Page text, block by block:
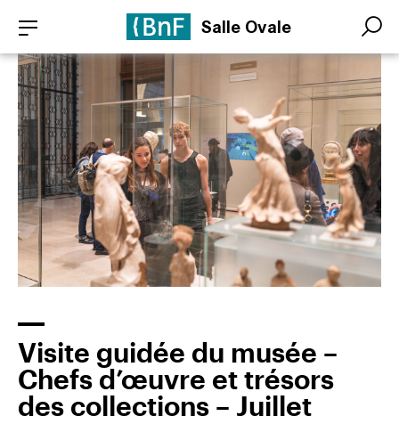
contenu
principal
Salle Ovale Search
Search
Visite guidée du musée –
Chefs d’œuvre et trésors
des collections – Juillet
Panneau de gestion des cookies